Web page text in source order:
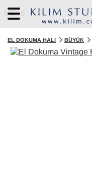
Menü
EL DOKUMA HALI BÜYÜK